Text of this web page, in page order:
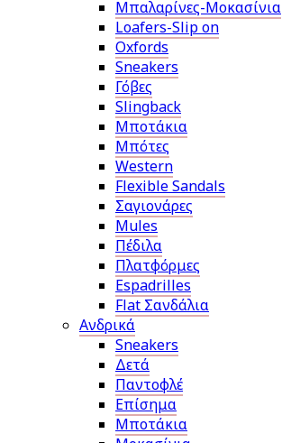
Μπαλαρίνες-Μοκασίνια
Loafers-Slip on
Oxfords
Sneakers
Γόβες
Slingback
Μποτάκια
Μπότες
Western
Flexible Sandals
Σαγιονάρες
Mules
Πέδιλα
Πλατφόρμες
Espadrilles
Flat Σανδάλια
Ανδρικά
Sneakers
Δετά
Παντοφλέ
Επίσημα
Μποτάκια